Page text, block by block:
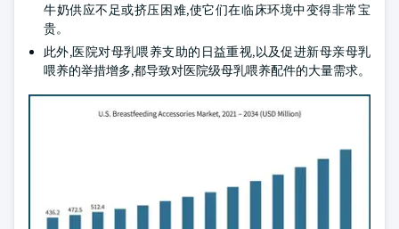
牛奶供应不足或挤压困难,使它们在临床环境中变得非常宝
贵。
此外,医院对母乳喂养支助的日益重视,以及促进新母亲母乳
喂养的举措增多,都导致对医院级母乳喂养配件的大量需求。